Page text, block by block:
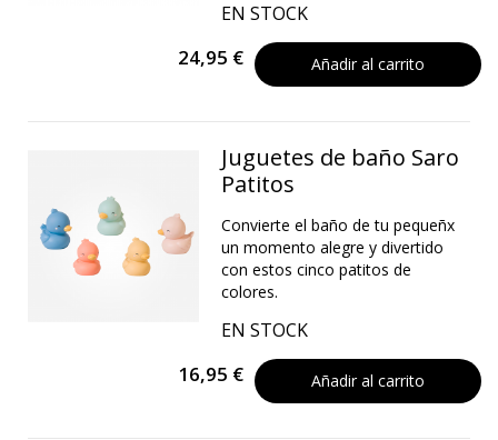
EN STOCK
24,95 € Añadir al carrito
Juguetes de baño Saro
Patitos
Convierte el baño de tu pequeñx
un momento alegre y divertido
con estos cinco patitos de
colores.
EN STOCK
16,95 € Añadir al carrito